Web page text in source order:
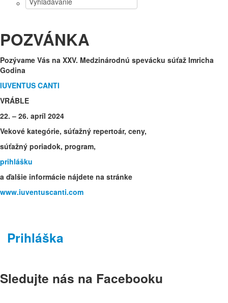
POZVÁNKA
Pozývame Vás na XXV. Medzinárodnú spevácku súťaž Imricha
Godina
IUVENTUS CANTI
VRÁBLE
22. – 26. apríl 2024
Vekové kategórie, súťažný repertoár, ceny,
súťažný poriadok, program,
prihlášku
a ďalšie informácie nájdete na stránke
www.iuventuscanti.com
Prihláška
Sledujte nás na Facebooku